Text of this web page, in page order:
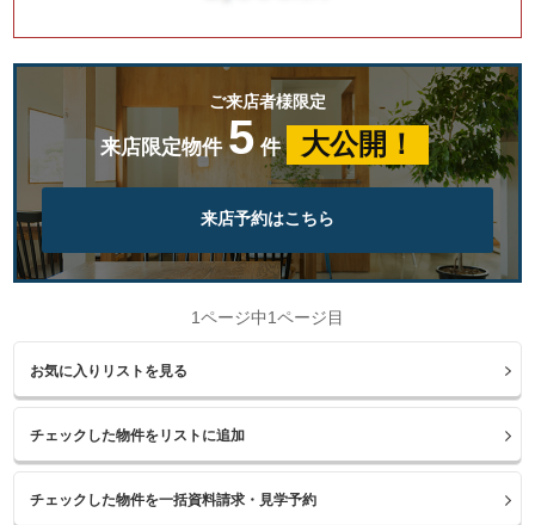
ご来店者様限定
来店限定物件 5 件 大公開！
来店予約はこちら
1ページ中1ページ目
お気に入りリストを見る